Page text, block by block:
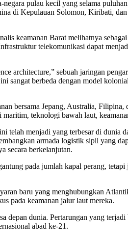
pulau kecil yang selama
di Kepulauan Solomon, Kiribati,
keamanan Barat melihatnya
telekomunikasi dapat
architecture,” sebuah jaringan
sangat berbeda dengan model
bersama Jepang, Australia,
teknologi bawah laut,
menjadi yang terbesar di dunia
armada logistik sipil yang
secara berkelanjutan.
pada jumlah kapal perang,
baru yang menghubungkan
pada keamanan jalur laut mereka.
dunia. Pertarungan yang
abad ke-21.